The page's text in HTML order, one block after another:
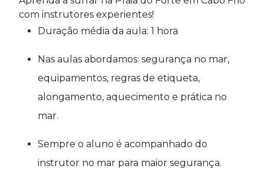
com instrutores experientes!
Duração média da aula: 1 hora
Nas aulas abordamos: segurança no mar,
equipamentos, regras de etiqueta,
alongamento, aquecimento e prática no
mar.
Sempre o aluno é acompanhado do
instrutor no mar para maior segurança.